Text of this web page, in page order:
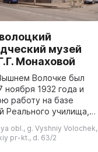
музей
Монаховой
Волочке был
ноября 1932 года и
работу на базе
Реального училища,
флоре и фауне края. С
в музее ведется книга
obl., g. Vyshniy Volochek,
pr-kt., d. 63/2